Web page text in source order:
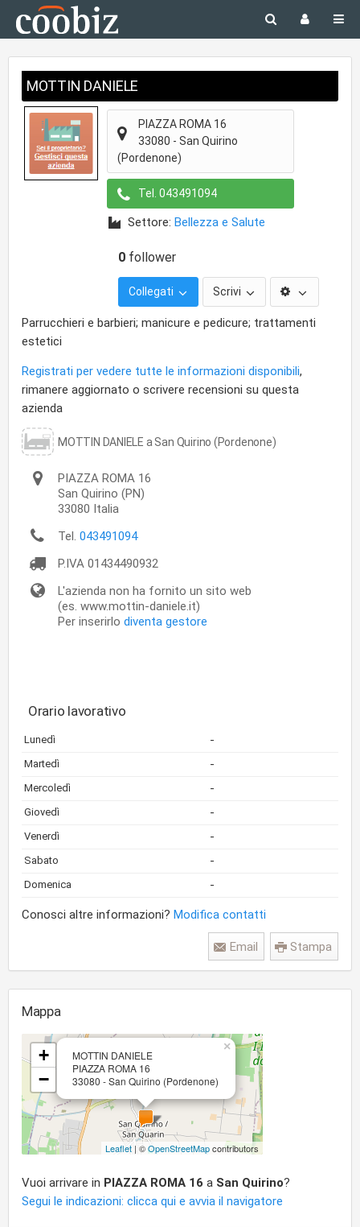
MOTTIN DANIELE
PIAZZA ROMA 16
33080 - San Quirino
(Pordenone)
Tel. 043491094
Settore: Bellezza e Salute
0 follower
Collegati Scrivi
Parrucchieri e barbieri; manicure e pedicure; trattamenti
estetici
Registrati per vedere tutte le informazioni disponibili,
rimanere aggiornato o scrivere recensioni su questa
azienda
MOTTIN DANIELE a San Quirino (Pordenone)
PIAZZA ROMA 16
San Quirino (PN)
33080 Italia
Tel. 043491094
P.IVA 01434490932
L'azienda non ha fornito un sito web
(es. www.mottin-daniele.it)
Per inserirlo diventa gestore
Orario lavorativo
Lunedì -
Martedì -
Mercoledì -
Giovedì -
Venerdì -
Sabato -
Domenica -
Conosci altre informazioni? Modifica contatti
Stampa
Email
Mappa
MOTTIN DANIELE
PIAZZA ROMA 16
33080 - San Quirino (Pordenone)
×
+
−
Leaflet | ©OpenStreetMapcontributors
Vuoi arrivare in PIAZZA ROMA 16 a San Quirino?
Segui le indicazioni: clicca qui e avvia il navigatore